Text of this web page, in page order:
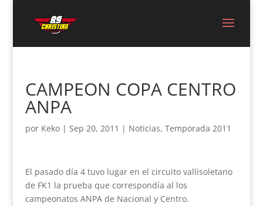
CAMPEON COPA CENTRO
ANPA
por Keko| Sep 20, 2011 | Noticias, Temporada 2011
El pasado día 4 tuvo lugar en el circuito vallisoletano
de FK1 la prueba que correspondía al los
campeonatos ANPA de Nacional y Centro.